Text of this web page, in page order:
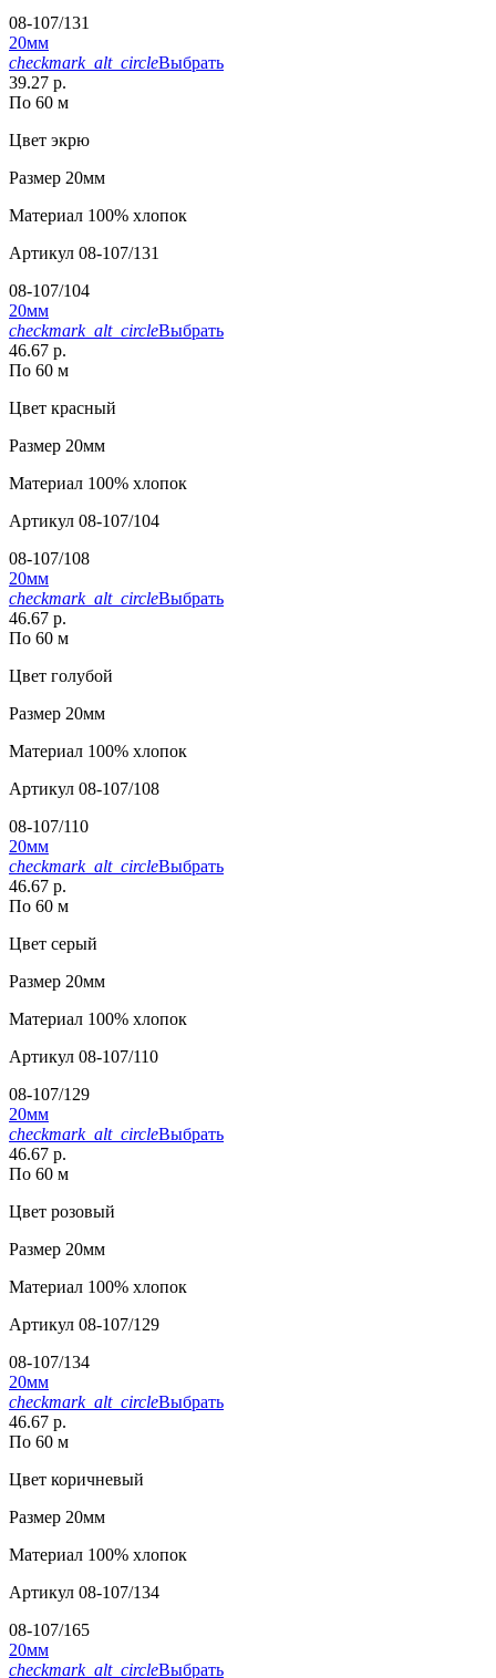
08-107/131
20мм
checkmark_alt_circleВыбрать
39.27 р.
По 60 м
Цвет экрю
Размер 20мм
Материал 100% хлопок
Артикул 08-107/131
08-107/104
20мм
checkmark_alt_circleВыбрать
46.67 р.
По 60 м
Цвет красный
Размер 20мм
Материал 100% хлопок
Артикул 08-107/104
08-107/108
20мм
checkmark_alt_circleВыбрать
46.67 р.
По 60 м
Цвет голубой
Размер 20мм
Материал 100% хлопок
Артикул 08-107/108
08-107/110
20мм
checkmark_alt_circleВыбрать
46.67 р.
По 60 м
Цвет серый
Размер 20мм
Материал 100% хлопок
Артикул 08-107/110
08-107/129
20мм
checkmark_alt_circleВыбрать
46.67 р.
По 60 м
Цвет розовый
Размер 20мм
Материал 100% хлопок
Артикул 08-107/129
08-107/134
20мм
checkmark_alt_circleВыбрать
46.67 р.
По 60 м
Цвет коричневый
Размер 20мм
Материал 100% хлопок
Артикул 08-107/134
08-107/165
20мм
checkmark_alt_circleВыбрать